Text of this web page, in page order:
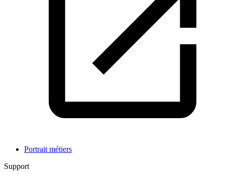
Portrait métiers
Support